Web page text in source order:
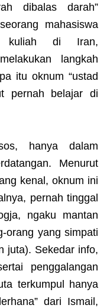
dibalas darah”
mahasiswa
kuliah di Iran,
langkah
itu oknum “ustad
pernah belajar di
hanya dalam
Menurut
kenal, oknum ini
pernah tinggal
ngaku mantan
orang yang simpati
juta). Sekedar info,
penggalangan
terkumpul hanya
dari Ismail,